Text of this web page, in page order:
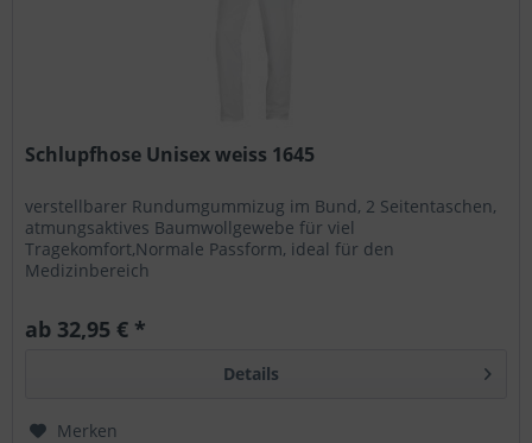
Schlupfhose Unisex weiss 1645
verstellbarer Rundumgummizug im Bund, 2 Seitentaschen,
atmungsaktives Baumwollgewebe für viel
Tragekomfort,Normale Passform, ideal für den
Medizinbereich
ab 32,95 € *
Details
Merken